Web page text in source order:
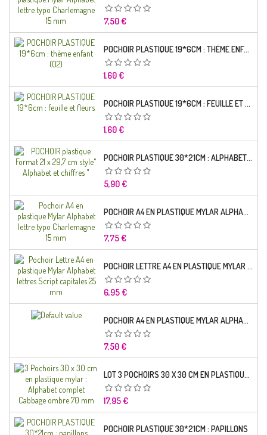
Prix
7,50 €
POCHOIR PLASTIQUE 19*6CM : THÈME ENFANT (02)
Prix
1,60 €
POCHOIR PLASTIQUE 19*6CM : FEUILLE ET FLEURS
Prix
1,60 €
POCHOIR PLASTIQUE 30*21CM : ALPHABET (02)
Prix
5,90 €
POCHOIR A4 EN PLASTIQUE MYLAR ALPHABET LETTRE TYPO RAVIE 30 MM
Prix
7,75 €
POCHOIR LETTRE A4 EN PLASTIQUE MYLAR ALPHABET LETTRES SCRIPT CAPITALES 25 MM
Prix
6,95 €
POCHOIR A4 EN PLASTIQUE MYLAR ALPHABET LETTRE TYPO SCIENCE 35 MM
Prix
7,50 €
LOT 3 POCHOIRS 30 X 30 CM EN PLASTIQUE MYLAR : ALPHABET COMPLET CABBAGE OMBRE 70 MM
Prix
17,95 €
POCHOIR PLASTIQUE 30*21CM : PAPILLONS